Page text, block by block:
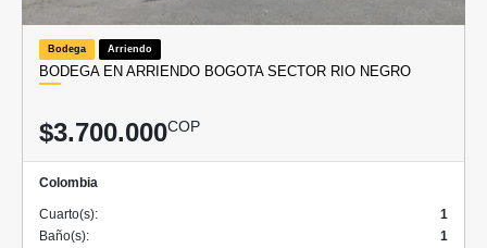
Bodega Arriendo
BODEGA EN ARRIENDO BOGOTA SECTOR RIO NEGRO
$3.700.000COP
Colombia
Cuarto(s):
1
Baño(s):
1